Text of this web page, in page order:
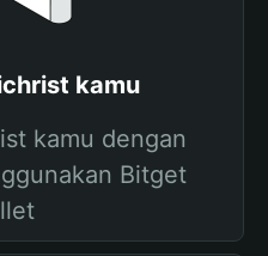
kamu
kamu dengan
Bitget